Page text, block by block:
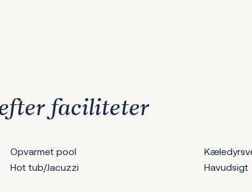
faciliteter
Opvarmet pool
Hot tub/Jacuzzi
Havudsigt